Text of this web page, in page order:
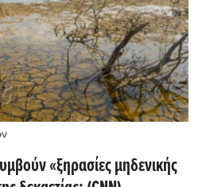
«ξηρασίες μηδενικής